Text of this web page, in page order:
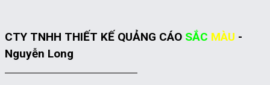
CTY TNHH THIẾT KẾ QUẢNG CÁO SẮC MÀU -
Nguyễn Long